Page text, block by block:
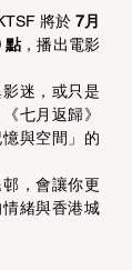
將於 7月
點，播出電影
迷，或只是
七月返歸》
與空間」的
，會讓你更
緒與香港城